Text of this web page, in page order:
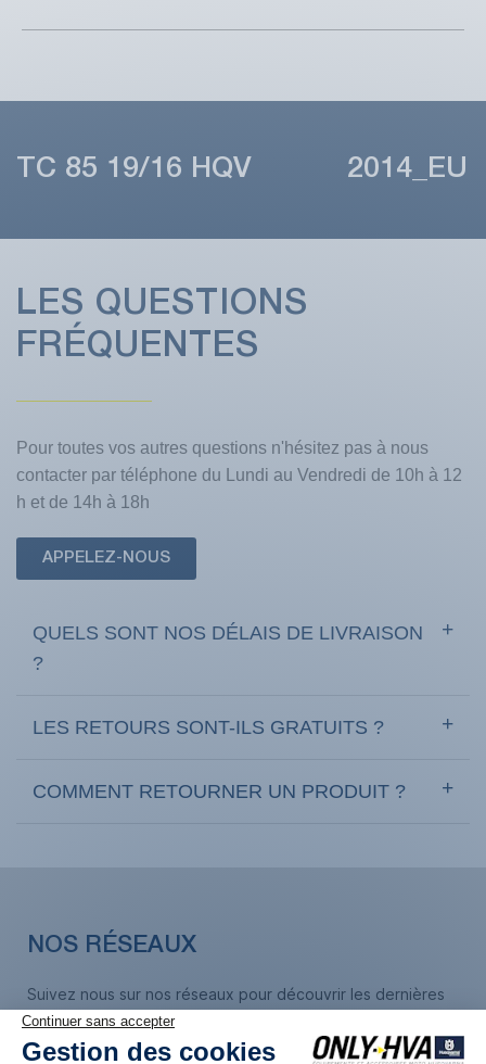
TC 85 19/16 HQV 2014_EU
LES QUESTIONS
FRÉQUENTES
Pour toutes vos autres questions n'hésitez pas à nous
contacter par téléphone du Lundi au Vendredi de 10h à 12
h et de 14h à 18h
APPELEZ-NOUS
QUELS SONT NOS DÉLAIS DE LIVRAISON
?
LES RETOURS SONT-ILS GRATUITS ?
COMMENT RETOURNER UN PRODUIT ?
NOS RÉSEAUX
Suivez nous sur nos réseaux pour découvrir les dernières
offres et promos